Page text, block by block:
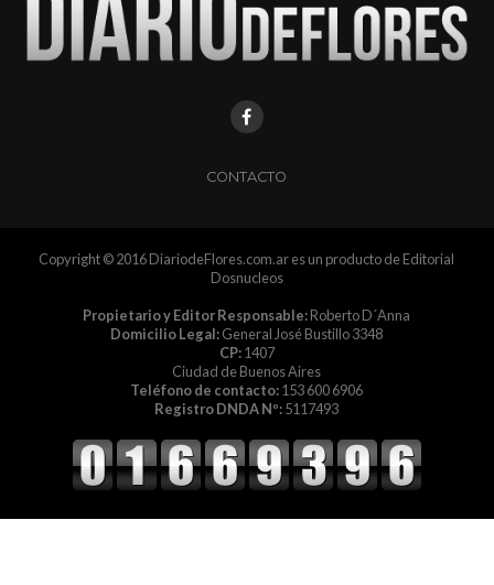
CONTACTO
Copyright © 2016 DiariodeFlores.com.ar es un producto de Editorial
Dosnucleos
Propietario y Editor Responsable:Roberto D´Anna
Domicilio Legal:General José Bustillo 3348
CP:1407
Ciudad de Buenos Aires
Teléfono de contacto:153 600 6906
Registro DNDA Nº:5117493